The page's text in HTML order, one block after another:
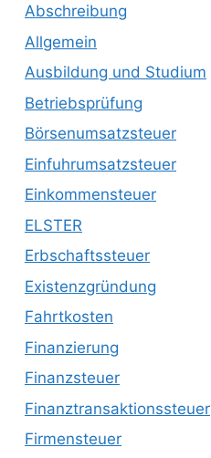
Abschreibung
Allgemein
Ausbildung und Studium
Betriebsprüfung
Börsenumsatzsteuer
Einfuhrumsatzsteuer
Einkommensteuer
ELSTER
Erbschaftssteuer
Existenzgründung
Fahrtkosten
Finanzierung
Finanzsteuer
Finanztransaktionssteuer
Firmensteuer